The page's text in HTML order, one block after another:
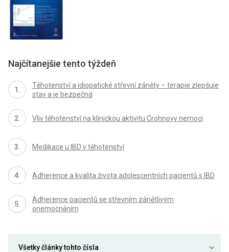
Najčítanejšie tento týždeň
Těhotenství a idiopatické střevní záněty – terapie zlepšuje
stav a je bezpečná
Vliv těhotenství na klinickou aktivitu Crohnovy nemoci
Medikace u IBD v těhotenství
Adherence a kvalita života adolescentních pacientů s IBD
Adherence pacientů se střevním zánětlivým
onemocněním
Všetky články tohto čísla